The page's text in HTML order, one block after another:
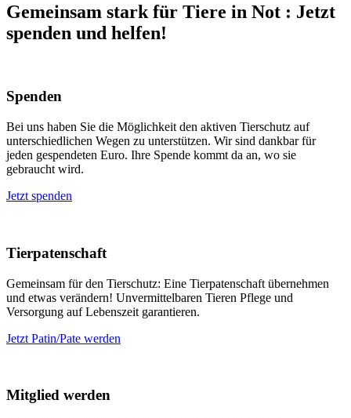
Gemeinsam stark für Tiere in Not : Jetzt
spenden und helfen!
Spenden
Bei uns haben Sie die Möglichkeit den aktiven Tierschutz auf
unterschiedlichen Wegen zu unterstützen. Wir sind dankbar für
jeden gespendeten Euro. Ihre Spende kommt da an, wo sie
gebraucht wird.
Jetzt spenden
Tierpatenschaft
Gemeinsam für den Tierschutz: Eine Tierpatenschaft übernehmen
und etwas verändern! Unvermittelbaren Tieren Pflege und
Versorgung auf Lebenszeit garantieren.
Jetzt Patin/Pate werden
Mitglied werden